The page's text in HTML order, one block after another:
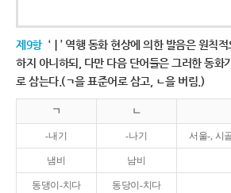
제9항 ‘ㅣ’ 역행 동화 현상에 의한 발음은 원칙
하지 아니하되, 다만 다음 단어들은 그러한 동화
로 삼는다.(ㄱ을 표준어로 삼고, ㄴ을 버림.)
ㄱ ㄴ
-내기 -나기 서울-, 시
냄비 남비
동댕이-치다 동당이-치다